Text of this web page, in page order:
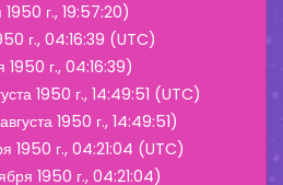
г., 19:57:20)
г., 04:16:39 (UTC)
1950 г., 04:16:39)
1950 г., 14:49:51 (UTC)
1950 г., 14:49:51)
1950 г., 04:21:04 (UTC)
1950 г., 04:21:04)